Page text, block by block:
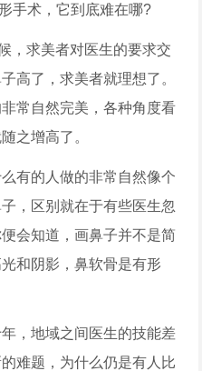
手术，它到底难在哪?
，求美者对医生的要求交
高了，求美者就理想了。
常自然完美，各种角度看
之增高了。
有的人做的非常自然像个
，区别就在于有些医生忽
会知道，画鼻子并不是简
和阴影，鼻软骨是有形
，地域之间医生的技能差
难题，为什么仍是有人比